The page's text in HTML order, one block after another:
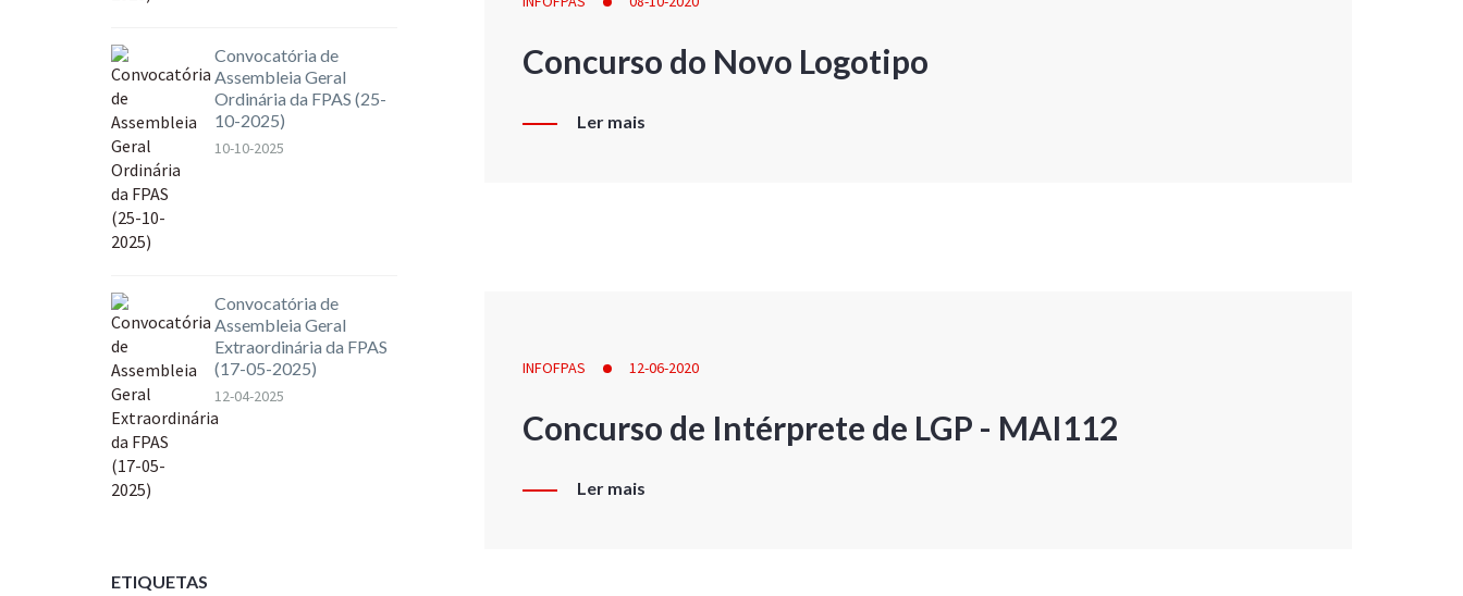
Concurso do Novo Logotipo
Ler mais
INFOFPAS 12-06-2020
Concurso de Intérprete de LGP - MAI112
Ler mais
Convocatória de
Assembleia Geral
Ordinária da FPAS (25-
10-2025)
10-10-2025
Convocatória de
Assembleia Geral
Extraordinária da FPAS
(17-05-2025)
12-04-2025
ETIQUETAS